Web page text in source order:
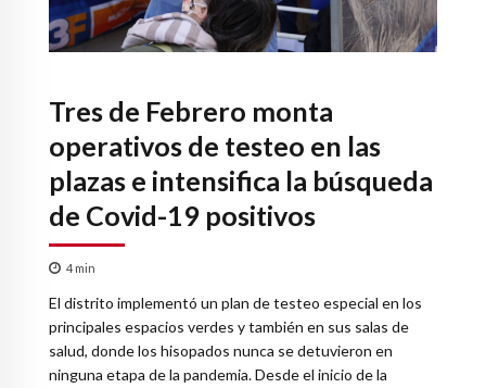
Tres de Febrero monta
operativos de testeo en las
plazas e intensifica la búsqueda
de Covid-19 positivos
4 min
El distrito implementó un plan de testeo especial en los
principales espacios verdes y también en sus salas de
salud, donde los hisopados nunca se detuvieron en
ninguna etapa de la pandemia. Desde el inicio de la